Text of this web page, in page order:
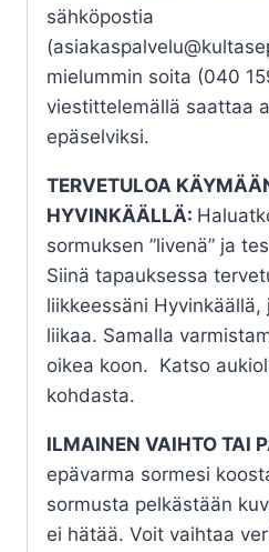
sähköpostia
mielummin soita (040
viestittelemällä saattaa
epäselviksi.
TERVETULOA
HYVINKÄÄLLÄ:
sormuksen ”livenä” ja
Siinä tapauksessa
liikkeessäni
liikaa. Samalla
oikea koon. Katso
kohdasta.
ILMAINEN VAIHTO TAI
epävarma sormesi
sormusta pelkästään
ei hätää. Voit vaihtaa